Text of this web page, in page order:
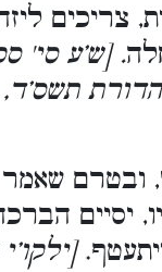
צריכים
. [ש’ע סי'
ובטרם שאמר
יסיים